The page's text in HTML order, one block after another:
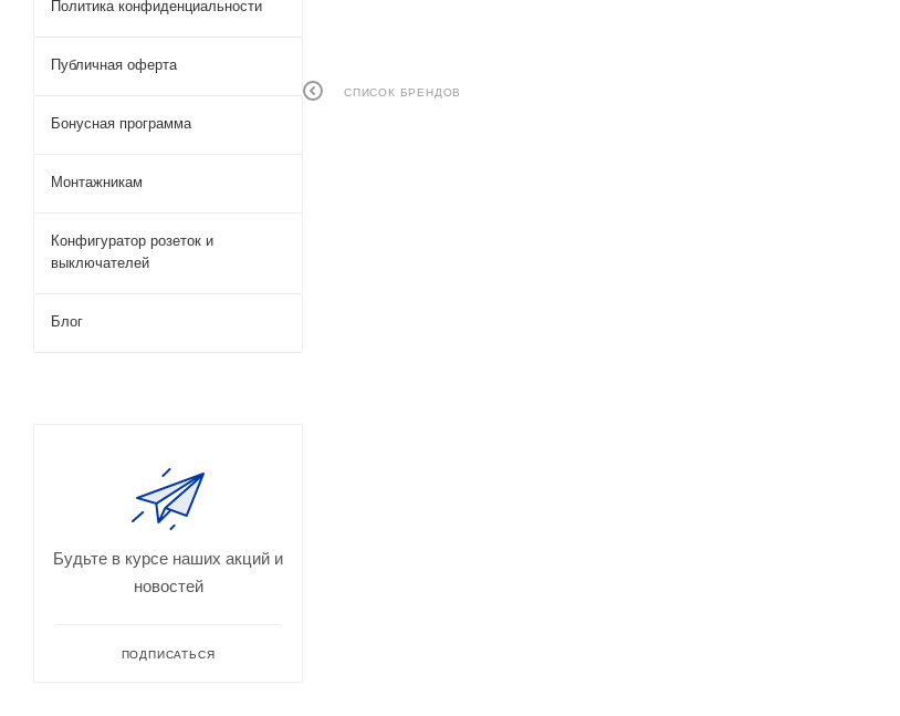
СПИСОК БРЕНДОВ
Политика конфиденциальности
Публичная оферта
Бонусная программа
Монтажникам
Конфигуратор розеток и
выключателей
Блог
Будьте в курсе наших акций и
новостей
ПОДПИСАТЬСЯ